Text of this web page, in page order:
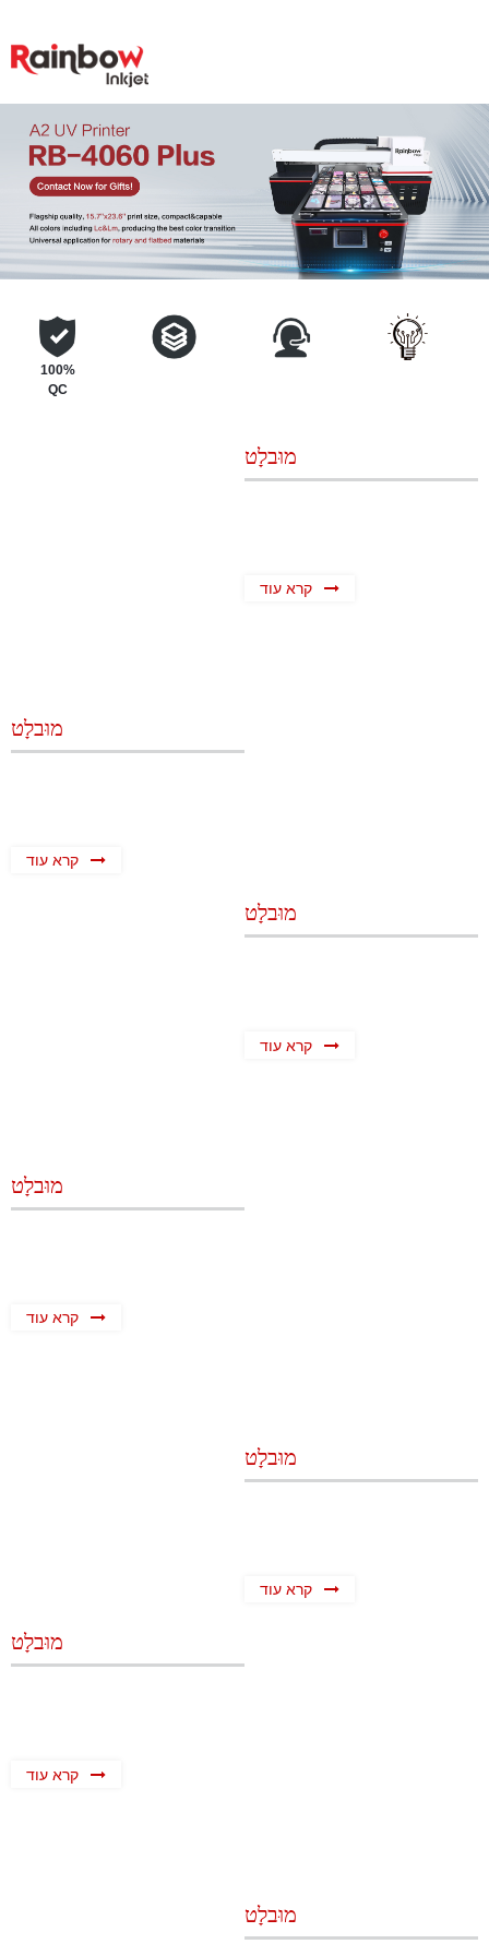
100%
QC
מוּבלָט
קרא עוד
מוּבלָט
קרא עוד
מוּבלָט
קרא עוד
מוּבלָט
קרא עוד
מוּבלָט
קרא עוד
מוּבלָט
קרא עוד
מוּבלָט